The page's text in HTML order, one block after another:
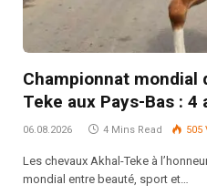
Championnat mondial
Teke aux Pays-Bas : 4
06.08.2026 4 Mins Read 505
Les chevaux Akhal-Teke à
mondial entre beauté, sport et…